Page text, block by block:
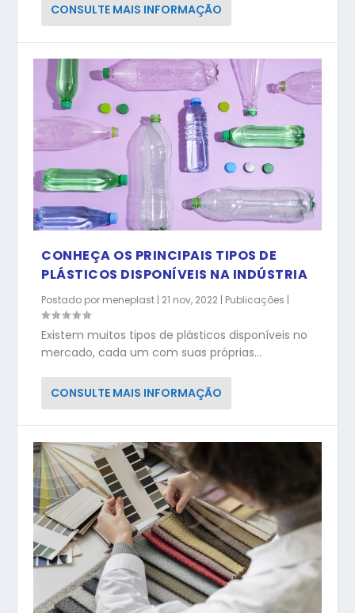
CONSULTE MAIS INFORMAÇÃO
CONHEÇA OS PRINCIPAIS TIPOS DE
PLÁSTICOS DISPONÍVEIS NA INDÚSTRIA
Postado por meneplast | 21 nov, 2022 | Publicações |
Existem muitos tipos de plásticos disponíveis no
mercado, cada um com suas próprias...
CONSULTE MAIS INFORMAÇÃO